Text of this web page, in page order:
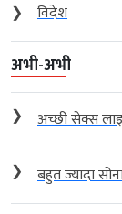
❯
विदेश
अभी-अभी
❯ अच्छी सेक्स
❯ बहुत ज्यादा